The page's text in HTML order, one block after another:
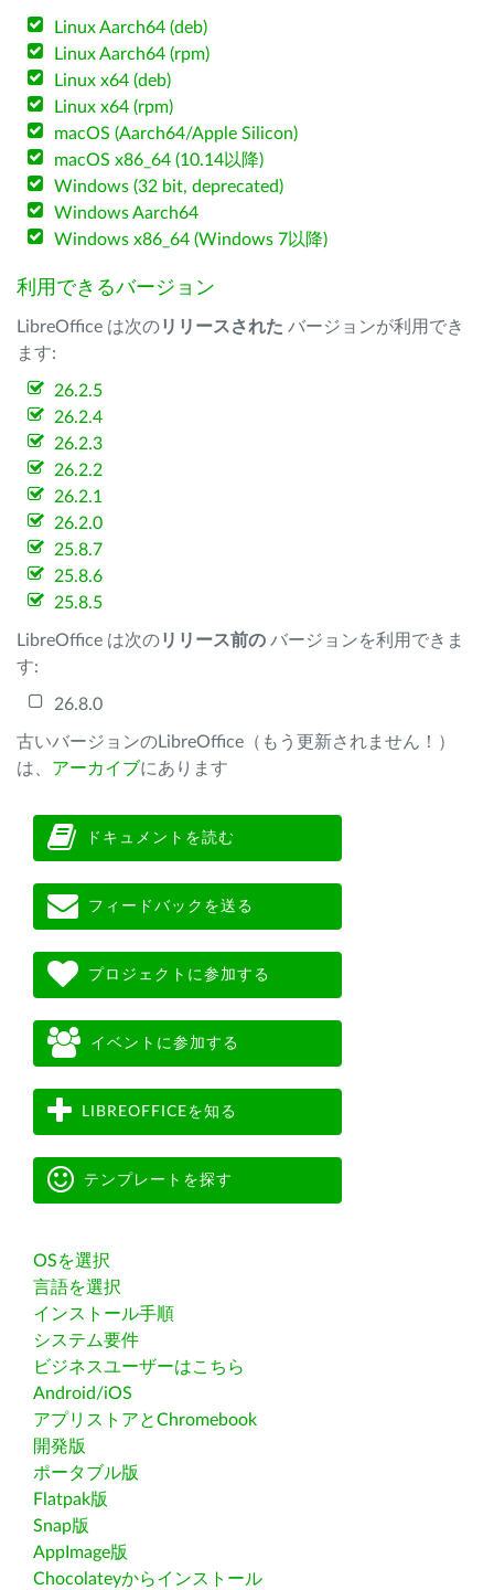
Linux Aarch64 (deb)
Linux Aarch64 (rpm)
Linux x64 (deb)
Linux x64 (rpm)
macOS (Aarch64/Apple Silicon)
macOS x86_64 (10.14以降)
Windows (32 bit, deprecated)
Windows Aarch64
Windows x86_64 (Windows 7以降)
利用できるバージョン
LibreOffice は次のリリースされた バージョンが利用でき
ます:
26.2.5
26.2.4
26.2.3
26.2.2
26.2.1
26.2.0
25.8.7
25.8.6
25.8.5
LibreOffice は次のリリース前の バージョンを利用できま
す:
26.8.0
古いバージョンのLibreOffice（もう更新されません！）
は、 アーカイブにあります
ドキュメントを読む
フィードバックを送る
プロジェクトに参加する
イベントに参加する
LIBREOFFICEを知る
テンプレートを探す
OSを選択
言語を選択
インストール手順
システム要件
ビジネスユーザーはこちら
Android/iOS
アプリストアとChromebook
開発版
ポータブル版
Flatpak版
Snap版
AppImage版
Chocolateyからインストール